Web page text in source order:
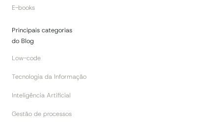
E-books
Principais categorias
do Blog
Low-code
Tecnologia da Informação
Inteligência Artificial
Gestão de processos